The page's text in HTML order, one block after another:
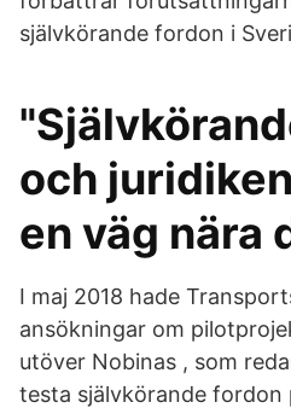
självkörande fordon i
och
en väg nära
I maj 2018 hade
ansökningar om
utöver Nobinas , som
testa självkörande fordon